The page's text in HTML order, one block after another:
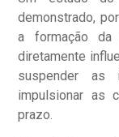
demonstrado,
a formação da
diretamente
suspender as
impulsionar as
prazo.